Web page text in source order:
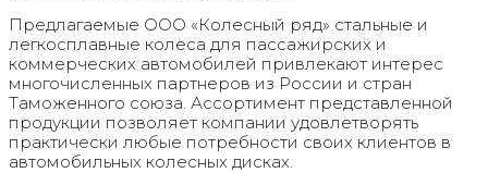
Предлагаемые ООО «Колесный ряд» стальные и
легкосплавные колеса для пассажирских и
коммерческих автомобилей привлекают интерес
многочисленных партнеров из России и стран
Таможенного союза. Ассортимент представленной
продукции позволяет компании удовлетворять
практически любые потребности своих клиентов в
автомобильных колесных дисках.